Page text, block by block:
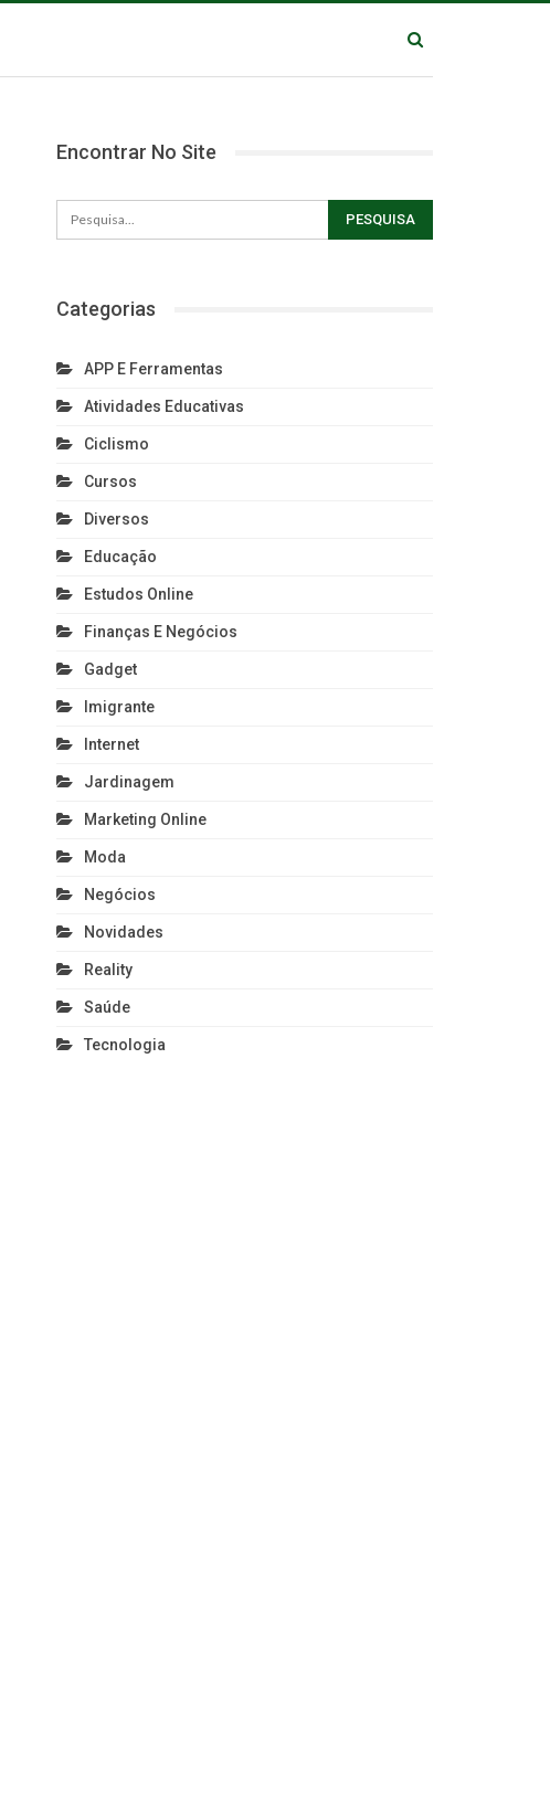
Encontrar No Site
Categorias
APP E Ferramentas
Atividades Educativas
Ciclismo
Cursos
Diversos
Educação
Estudos Online
Finanças E Negócios
Gadget
Imigrante
Internet
Jardinagem
Marketing Online
Moda
Negócios
Novidades
Reality
Saúde
Tecnologia